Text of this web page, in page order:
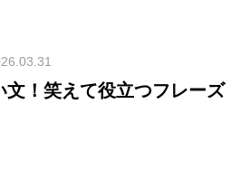
文！笑えて役立つフレーズ